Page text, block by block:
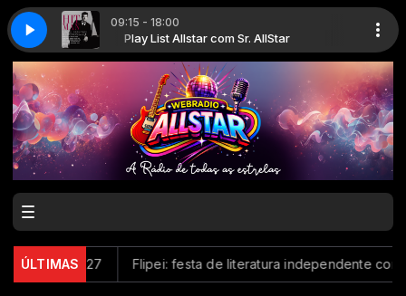
09:15 - 18:00
Play List Allstar com Sr. AllStar
Me - LiveCéline Dion - Because You Loved Me - Live
ÚLTIMAS
2027 Flipei: festa de literatura independente começa